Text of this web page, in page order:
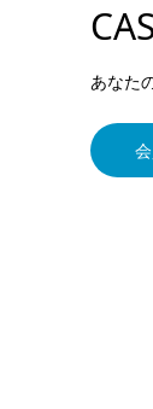
あなた